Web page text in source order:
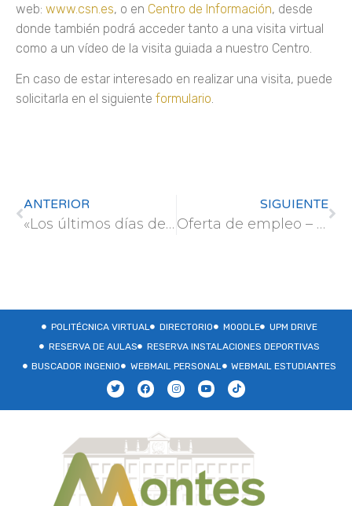
web: www.csn.es, o en Centro de Información, desde
donde también podrá acceder tanto a una visita virtual
como a un vídeo de la visita guiada a nuestro Centro.
En caso de estar interesado en realizar una visita, puede
solicitarla en el siguiente formulario.
ANTERIOR
«Los últimos días de FAIRshare»
SIGUIENTE
Oferta de empleo – STIHL
POLITÉCNICA VIRTUAL DIRECTORIO MOODLE
UPM DRIVE
RESERVA DE AULAS
RESERVA INSTALACIONES DEPORTIVAS
BUSCADOR INGENIO
WEBMAIL PERSONAL WEBMAIL ESTUDIANTES